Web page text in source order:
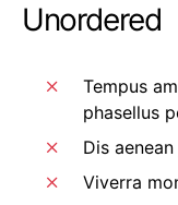
Unordered
Tempus
phasellus
Dis
Viverra